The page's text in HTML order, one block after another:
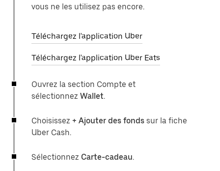
vous ne les utilisez pas encore.
Téléchargez l'application Uber
Téléchargez l'application Uber Eats
Ouvrez la section Compte et
sélectionnez Wallet.
Choisissez + Ajouter des fonds sur la fiche
Uber Cash.
Sélectionnez Carte-cadeau.